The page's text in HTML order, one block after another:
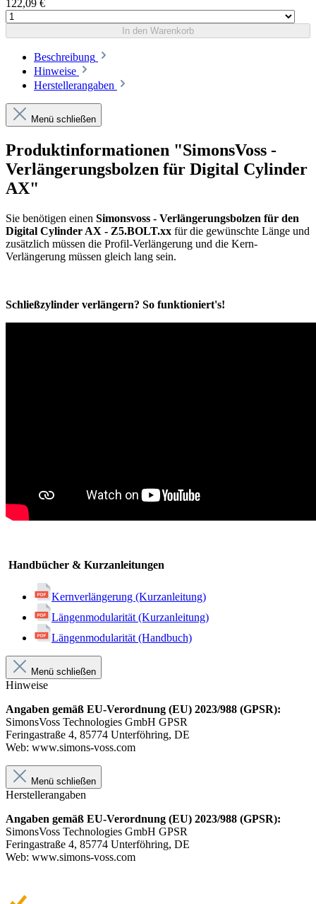
122,09 €
In den Warenkorb
Beschreibung
Hinweise
Herstellerangaben
Menü schließen
Produktinformationen "SimonsVoss -
Verlängerungsbolzen für Digital Cylinder
AX"
Sie benötigen einen Simonsvoss - Verlängerungsbolzen für den
Digital Cylinder AX - Z5.BOLT.xx für die gewünschte Länge und
zusätzlich müssen die Profil-Verlängerung und die Kern-
Verlängerung müssen gleich lang sein.
Schließzylinder verlängern? So funktioniert's!
Handbücher & Kurzanleitungen
Kernverlängerung (Kurzanleitung)
Längenmodularität (Kurzanleitung)
Längenmodularität (Handbuch)
Menü schließen
Hinweise
Angaben gemäß EU-Verordnung (EU) 2023/988 (GPSR):
SimonsVoss Technologies GmbH GPSR
Feringastraße 4, 85774 Unterföhring, DE
Web: www.simons-voss.com
Menü schließen
Herstellerangaben
Angaben gemäß EU-Verordnung (EU) 2023/988 (GPSR):
SimonsVoss Technologies GmbH GPSR
Feringastraße 4, 85774 Unterföhring, DE
Web: www.simons-voss.com